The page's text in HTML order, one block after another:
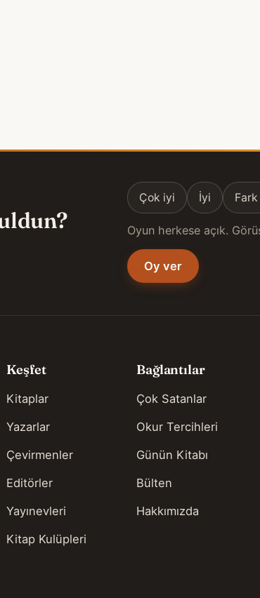
Çok iyi İyi
Oyun herkese açık.
Oy ver
Keşfet
Kitaplar
Yazarlar
Çevirmenler
Editörler
Yayınevleri
Kitap Kulüpleri
Bağlantılar
Çok Satanlar
Okur Tercihleri
Günün Kitabı
Bülten
Hakkımızda